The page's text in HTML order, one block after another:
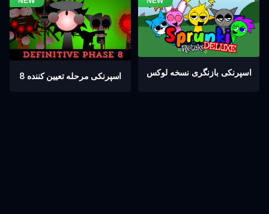
اسپرنکی مرحله تعیین کننده 8 اسپرنکی بازنگری نسخه لوکس